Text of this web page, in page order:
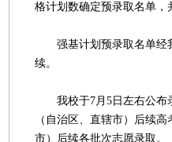
格计划数确定预录取名单
强基计划预录取名单经我
续。
我校于7月5日左右公布
（自治区、直辖市）后续
市）后续各批次志愿录取。